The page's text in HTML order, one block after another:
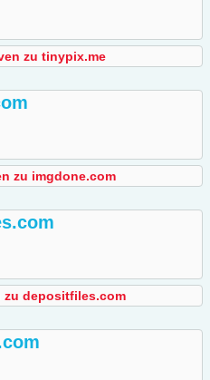
zu tinypix.me
zu imgdone.com
zu depositfiles.com